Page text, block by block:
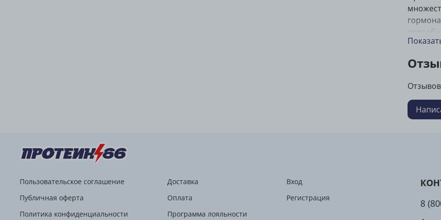
Daily
для
Пользовательское соглашение
Публичная оферта
Политика конфиденциальности
Доставка
Оплата
Программа лояльности
Вход
Регистрация
8